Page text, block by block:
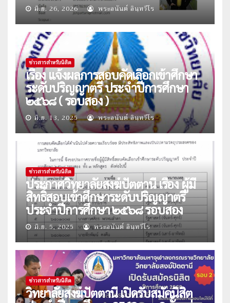
มิ.ย. 26, 2026 พระอนันต์ อินฺทวีโร
ข่าวสารสำหรับนิสิต
เรื่อง แจ้งผลการสอบคัดเลือกเข้าศึกษา
ระดับปริญญาตรี ประจำปีการศึกษา
๒๕๖๘ ( รอบสอง )
มิ.ย. 13, 2025 พระอนันต์ อินฺทวีโร
ข่าวสารสำหรับนิสิต
ประกาศวิทยาลัยสงฆ์ปัตตานี เรื่อง ผู้มี
สิทธิ์สอบเข้าศึกษาระดับปริญญาตรี
ประจำปีการศึกษา ๒๕๖๘ รอบสอง
มิ.ย. 5, 2025 พระอนันต์ อินฺทวีโร
ข่าวสารสำหรับนิสิต
วิทยาลัยสงฆ์ปัตตานี เปิดรับสมัคนิสิต